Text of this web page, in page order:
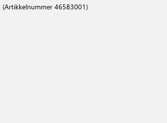
(Artikkelnummer 46583001)